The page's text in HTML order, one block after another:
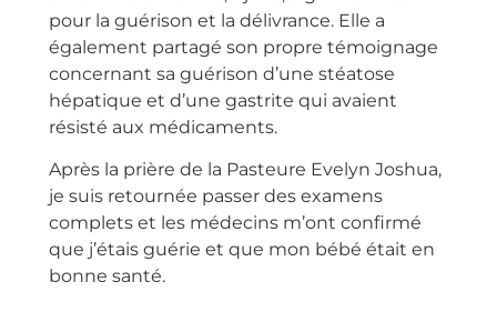
pour la guérison et la délivrance. Elle a
également partagé son propre témoignage
concernant sa guérison d’une stéatose
hépatique et d’une gastrite qui avaient
résisté aux médicaments.
Après la prière de la Pasteure Evelyn Joshua,
je suis retournée passer des examens
complets et les médecins m’ont confirmé
que j’étais guérie et que mon bébé était en
bonne santé.